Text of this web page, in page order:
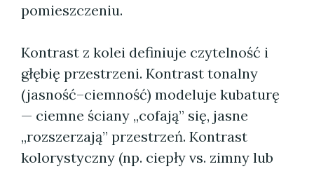
pomieszczeniu.
Kontrast z kolei definiuje czytelność i
głębię przestrzeni. Kontrast tonalny
(jasność–ciemność) modeluje kubaturę
— ciemne ściany „cofają” się, jasne
„rozszerzają” przestrzeń. Kontrast
kolorystyczny (np. ciepły vs. zimny lub